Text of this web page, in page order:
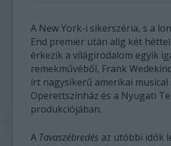
A New York-i sikerszéria, s a
End premier után alig két
érkezik a világirodalom egyik
remekművéből, Frank
írt nagysikerű amerikai musical
Operettszínház és a Nyugati
produkciójában.
A Tavaszébredés az utóbbi idők